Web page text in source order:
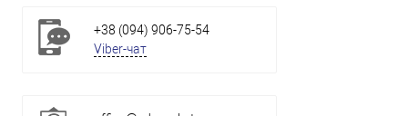
+38 (094) 906-75-54
Viber-чат